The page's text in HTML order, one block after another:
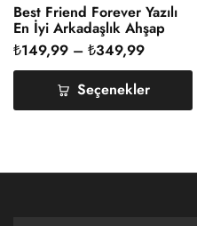
Best Friend Forever Yazılı
En İyi Arkadaşlık Ahşap
Duvar Dekoru
₺149,99 – ₺349,99
Seçenekler